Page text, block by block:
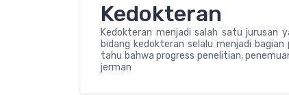
Kedokteran
Kedokteran menjadi salah satu jurusan
bidang kedokteran selalu menjadi
tahu bahwa progress penelitian,
jerman